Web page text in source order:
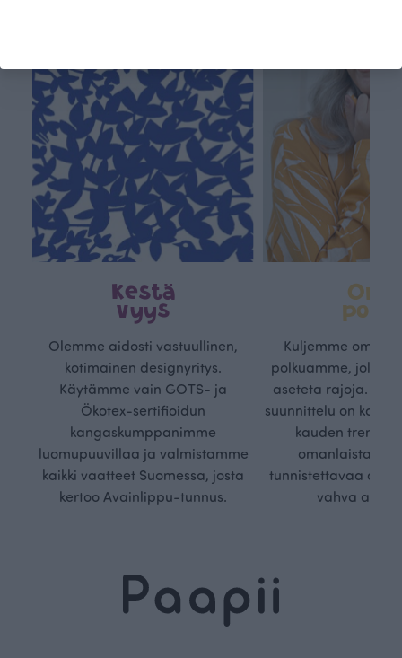
Kestä
vyys
Olemme aidosti vastuullinen,
kotimainen designyritys.
Käytämme vain GOTS- ja
Ökotex-sertifioidun
kangaskumppanimme
luomupuuvillaa ja valmistamme
kaikki vaatteet Suomessa, josta
kertoo Avainlippu-tunnus.
Oma
Kuljemme omaa,
polkuamme, jolla
aseteta rajoja.
suunnittelu on
kauden
omanlaista,
tunnistettavaa
vahva